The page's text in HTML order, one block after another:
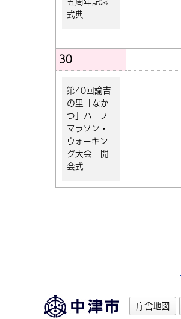
五周年記念
式典
30
第40回諭吉
の里「なか
つ」ハーフ
マラソン・
ウォーキン
グ大会 開
会式
庁舎地図